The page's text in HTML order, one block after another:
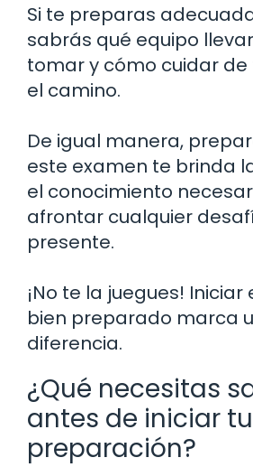
Si te preparas
sabrás qué equipo
tomar y cómo cuidar de
el camino.
De igual manera,
este examen te brinda
el conocimiento
afrontar cualquier
presente.
¡No te la juegues! Iniciar
bien preparado marca
diferencia.
¿Qué necesitas
antes de iniciar tu
preparación?